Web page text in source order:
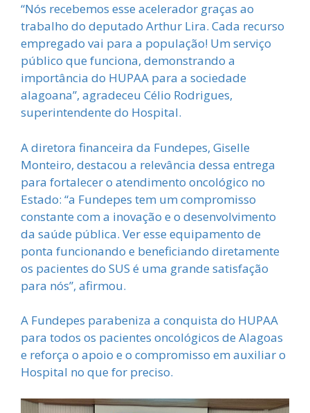
“Nós recebemos esse acelerador graças ao
trabalho do deputado Arthur Lira. Cada recurso
empregado vai para a população! Um serviço
público que funciona, demonstrando a
importância do HUPAA para a sociedade
alagoana”, agradeceu Célio Rodrigues,
superintendente do Hospital.
A diretora financeira da Fundepes, Giselle
Monteiro, destacou a relevância dessa entrega
para fortalecer o atendimento oncológico no
Estado: “a Fundepes tem um compromisso
constante com a inovação e o desenvolvimento
da saúde pública. Ver esse equipamento de
ponta funcionando e beneficiando diretamente
os pacientes do SUS é uma grande satisfação
para nós”, afirmou.
A Fundepes parabeniza a conquista do HUPAA
para todos os pacientes oncológicos de Alagoas
e reforça o apoio e o compromisso em auxiliar o
Hospital no que for preciso.